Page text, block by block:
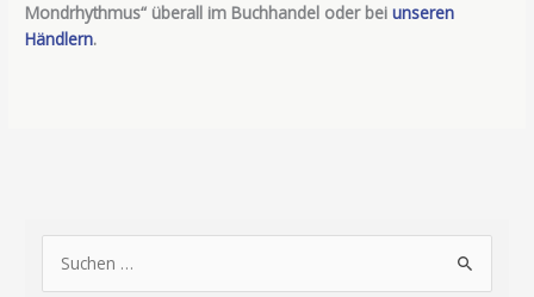
Mondrhythmus“ überall im Buchhandel oder beiunseren
Händlern.